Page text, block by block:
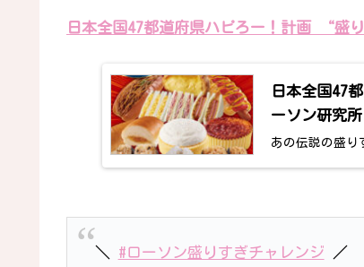
日本全国47都道府県ハピろー！計画 “盛
日本全国47
ーソン研究所
あの伝説の盛り
＼ #ローソン盛りすぎチャレンジ ／